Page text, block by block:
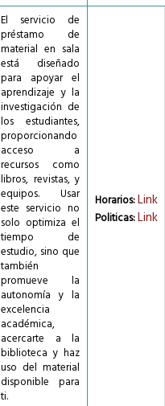
El servicio de
préstamo de
material en sala
está diseñado
para apoyar el
aprendizaje y la
investigación de
los estudiantes,
proporcionando
acceso a
recursos como
libros, revistas, y
equipos. Usar
este servicio no
solo optimiza el
tiempo de
estudio, sino que
también
promueve la
autonomía y la
excelencia
académica,
acercarte a la
biblioteca y haz
uso del material
disponible para
ti.
Horarios:Link
Politicas:Link